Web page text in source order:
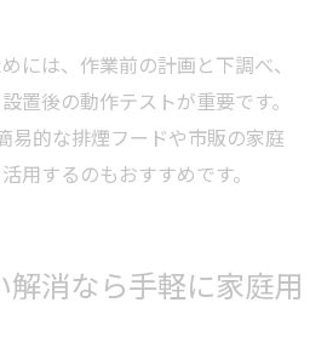
には、作業前の計画と下調べ、
置後の動作テストが重要です。
易的な排煙フードや市販の家庭
用するのもおすすめです。
消なら手軽に家庭用